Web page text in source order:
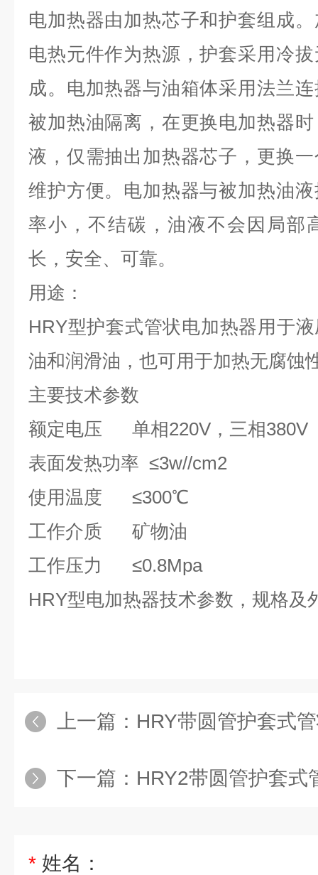
电加热器由加热芯子和护套组成
电热元件作为热源，护套采用冷
成。电加热器与油箱体采用法兰
被加热油隔离，在更换电加热器
液，仅需抽出加热器芯子，更换
维护方便。电加热器与被加热油
率小，不结碳，油液不会因局部
长，安全、可靠。
用途：
HRY型护套式管状电加热器用于
油和润滑油，也可用于加热无腐蚀
主要技术参数
额定电压 单相220V，三相380V
表面发热功率 ≤3w//cm2
使用温度 ≤300℃
工作介质 矿物油
工作压力 ≤0.8Mpa
HRY型电加热器技术参数，规格及
上一篇： HRY带圆管护套式
下一篇： HRY2带圆管护套式
* 姓名：